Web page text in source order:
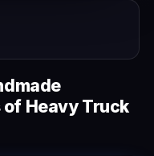
Heavy Truck